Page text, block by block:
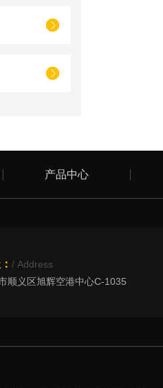
产品中心
/ Address
顺义区旭辉空港中心C-1035